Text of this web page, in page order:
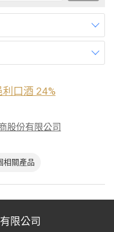
利口酒 24%
股份有限公司
相關產品
限公司